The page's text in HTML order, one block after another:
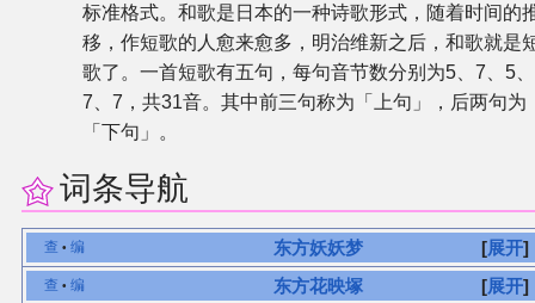
标准格式。和歌是日本的一种诗歌形式，随着时间的
移，作短歌的人愈来愈多，明治维新之后，和歌就是
歌了。一首短歌有五句，每句音节数分别为5、7、5、
7、7，共31音。其中前三句称为「上句」，后两句为
「下句」。
词条导航
展开
查 • 编
东方妖妖梦
展开
查 • 编
东方花映塚